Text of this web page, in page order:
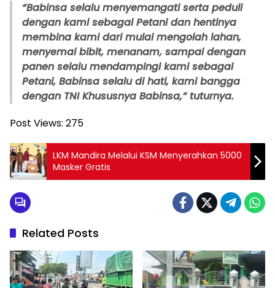
“Babinsa selalu menyemangati serta peduli
dengan kami sebagai Petani dan hentinya
membina kami dari mulai mengolah lahan,
menyemai bibit, menanam, sampai dengan
panen selalu mendampingi kami sebagai
Petani, Babinsa selalu di hati, kami bangga
dengan TNI Khususnya Babinsa,” tuturnya.
Post Views: 275
LKM Mandira Melalui KSM Menyerahkan 5000
Masker Gratis
Related Posts